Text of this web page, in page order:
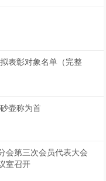
表彰对象名单（完整
壶称为首
会第三次会员代表大会
室召开